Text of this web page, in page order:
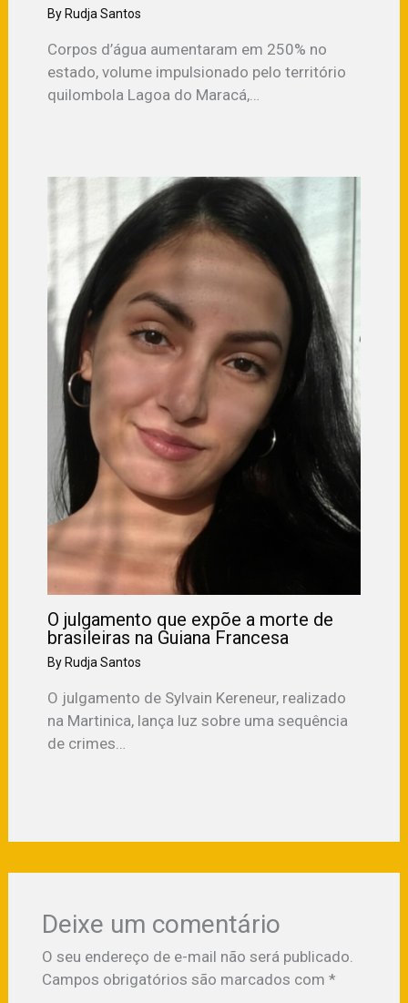
ByRudja Santos
Corpos d’água aumentaram em 250% no
estado, volume impulsionado pelo território
quilombola Lagoa do Maracá,…
O julgamento que expõe a morte de
brasileiras na Guiana Francesa
By Rudja Santos
O julgamento de Sylvain Kereneur, realizado
na Martinica, lança luz sobre uma sequência
de crimes…
Deixe um comentário
O seu endereço de e-mail não será publicado.
Campos obrigatórios são marcados com *